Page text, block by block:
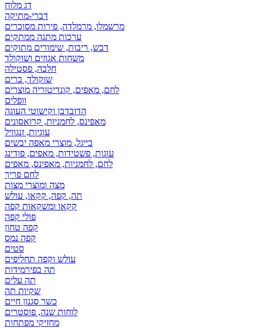
דג מלוח
דברי-מתיקה
מרשמלו, מרמלדה, פירות מסוכרים
ערכות מתנה ממתקים
דבש, ריבות, שימורים מתוקים
משחות אגוזים ושוקולד
חלבה, פסטילה
שוקולד, ברים
לחם, מאפים, קונדיטוריה מוצרים
וופלים
הדובדבן וקישוטי העוגה
מאפינס, לחמניות, קרואסונים
עוגיות, זנגוויל
בייגל, מוצרי מאפה יבשים
עוגות, פשטידות, מאפים, פודינג
לחם, לחמניות, מאפינס, מאפים
לחם פריך
מצה ומוצרי מצות
תה, קפה, קקאו, עולש
קקאו ומשקאות קפה
פולי קפה
קפה טחון
קפה נמס
סטים
עולש וקפה תחליפים
תה בפירמידות
תה עלים
שקיות תה
כשר סגנון חיים
לוחות שנה, פוסטרים
מחזיקי מפתחות